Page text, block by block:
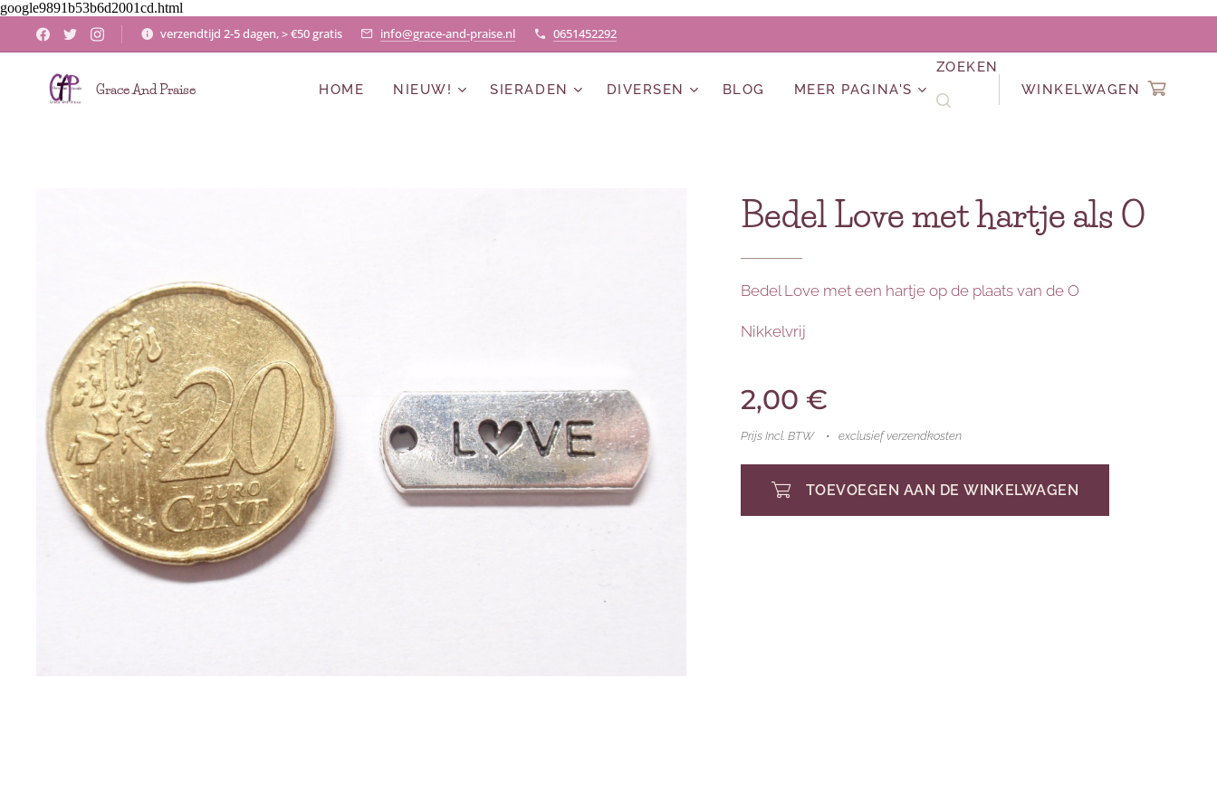
google9891b53b6d2001cd.html
verzendtijd 2-5 dagen, > €50 gratis info@grace-and-praise.nl 0651452292
Grace And Praise HOME NIEUW! SIERADEN DIVERSEN BLOG MEER PAGINA'S
ZOEKEN
WINKELWAGEN
Bedel Love met hartje als O
Bedel Love met een hartje op de plaats van de O
Nikkelvrij
2,00 €
Prijs Incl. BTW exclusief verzendkosten
TOEVOEGEN AAN DE WINKELWAGEN